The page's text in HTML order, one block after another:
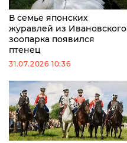
В семье японских
журавлей из Ивановского
зоопарка появился
птенец
31.07.2026 10:36